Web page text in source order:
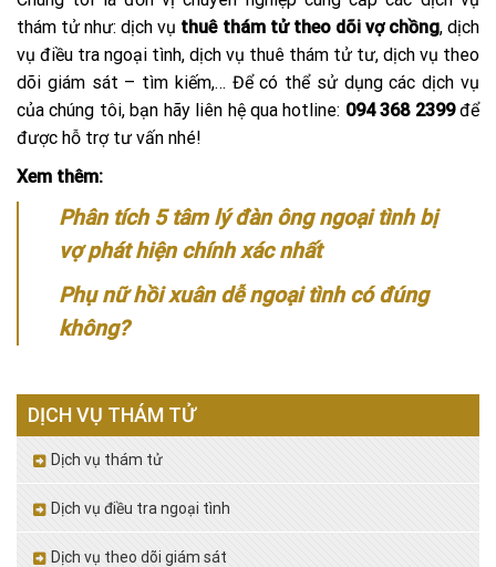
thám tử như: dịch vụ thuê thám tử theo dõi vợ chồng, dịch
vụ điều tra ngoại tình, dịch vụ thuê thám tử tư, dịch vụ theo
dõi giám sát – tìm kiếm,… Để có thể sử dụng các dịch vụ
của chúng tôi, bạn hãy liên hệ qua hotline: 094 368 2399để
được hỗ trợ tư vấn nhé!
Xem thêm:
Phân tích 5 tâm lý đàn ông ngoại tình bị
vợ phát hiện chính xác nhất
Phụ nữ hồi xuân dễ ngoại tình có đúng
không?
DỊCH VỤ THÁM TỬ
Dịch vụ thám tử
Dịch vụ điều tra ngoại tình
Dịch vụ theo dõi giám sát